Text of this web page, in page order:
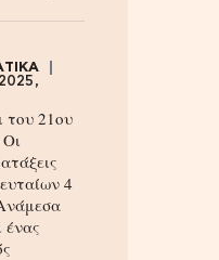
του 21ου
4
ένας